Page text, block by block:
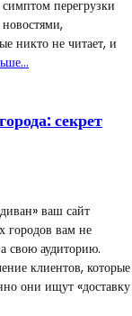
симптом перегрузки
никто не читает, и
секрет
ваш сайт
городов вам не
свою аудиторию.
клиентов, которые
они ищут «доставку